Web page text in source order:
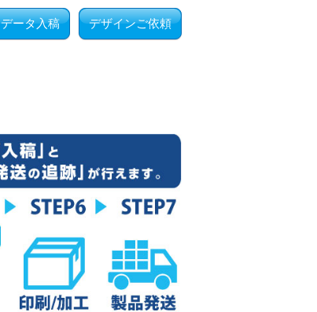
データ入稿 デザインご依頼